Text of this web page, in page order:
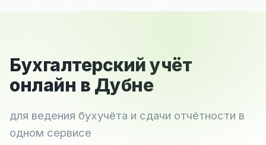
Бухгалтерский учёт
онлайн в Дубне
для ведения бухучёта и сдачи отчётности в
одном сервисе